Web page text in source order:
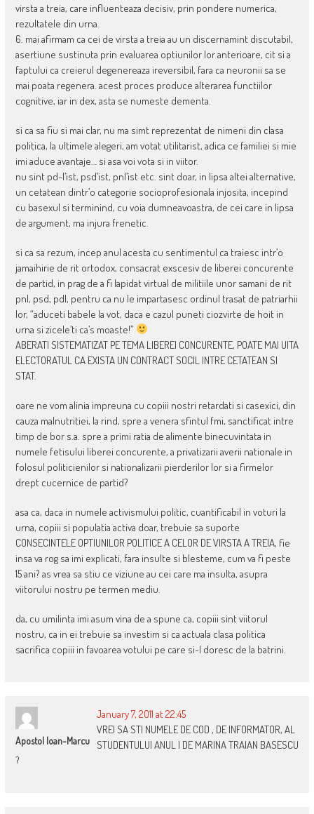
virsta a treia, care influenteaza decisiv, prin pondere numerica,
rezultatele din urna.
6. mai afirmam ca cei de virsta a treia au un discernamint discutabil,
asertiune sustinuta prin evaluarea optiunilor lor anterioare, cit si a
faptului ca creierul degenereaza ireversibil, fara ca neuronii sa se
mai poata regenera. acest proces produce alterarea functiilor
cognitive, iar in dex, asta se numeste dementa.
si ca sa fiu si mai clar, nu ma simt reprezentat de nimeni din clasa
politica, la ultimele alegeri, am votat utilitarist, adica ce familiei si mie
imi aduce avantaje… si asa voi vota si in viitor.
nu sint pd-l’ist, psd’ist, pnl’ist etc. sint doar, in lipsa altei alternative,
un cetatean dintr’o categorie socioprofesionala injosita, incepind
cu basexul si terminind, cu voia dumneavoastra, de cei care in lipsa
de argument, ma injura frenetic.
si ca sa rezum, incep anul acesta cu sentimentul ca traiesc intr’o
jamaihirie de rit ortodox, consacrat exscesiv de liberei concurente
de partid, in prag de a fi lapidat virtual de militiile unor samani de rit
pnl, psd, pdl, pentru ca nu le impartasesc ordinul trasat de patriarhii
lor, “aduceti babele la vot, daca e cazul puneti ciozvirte de hoit in
urna si zicele’ti ca’s moaste!”
ABERATI SISTEMATIZAT PE TEMA LIBEREI CONCURENTE, POATE MAI UITA
ELECTORATUL CA EXISTA UN CONTRACT SOCIL INTRE CETATEAN SI
STAT.
oare ne vom alinia impreuna cu copiii nostri retardati si casexici, din
cauza malnutritiei, la rind, spre a venera sfintul fmi, sanctificat intre
timp de bor s.a. spre a primi ratia de alimente binecuvintata in
numele fetisului liberei concurente, a privatizarii averii nationale in
folosul politicienilor si nationalizarii pierderilor lor si a firmelor
drept cucernice de partid?
asa ca, daca in numele activismului politic, cuantificabil in voturi la
urna, copiii si populatia activa doar, trebuie sa suporte
CONSECINTELE OPTIUNILOR POLITICE A CELOR DE VIRSTA A TREIA, fie
insa va rog sa imi explicati, fara insulte si blesteme, cum va fi peste
15 ani? as vrea sa stiu ce viziune au cei care ma insulta, asupra
viitorului nostru pe termen mediu.
da, cu umilinta imi asum vina de a spune ca, copiii sint viitorul
nostru, ca in ei trebuie sa investim si ca actuala clasa politica
sacrifica copiii in favoarea votului pe care si-l doresc de la batrini.
Apostol Ioan-Marcu
January 7, 2011 at 22:45
VREI SA STI NUMELE DE COD , DE INFORMATOR, AL
STUDENTULUI ANUL I DE MARINA TRAIAN BASESCU
?